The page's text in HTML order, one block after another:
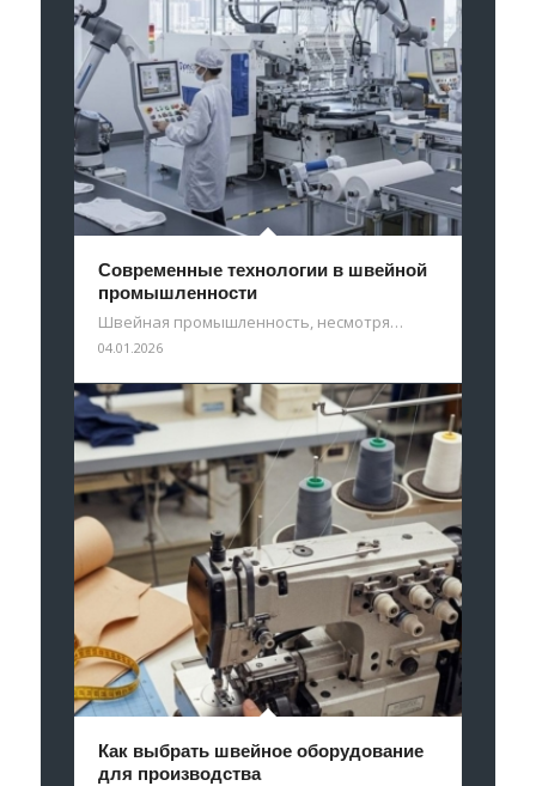
Современные технологии в швейной
промышленности
Швейная промышленность, несмотря…
04.01.2026
Как выбрать швейное оборудование
для производства